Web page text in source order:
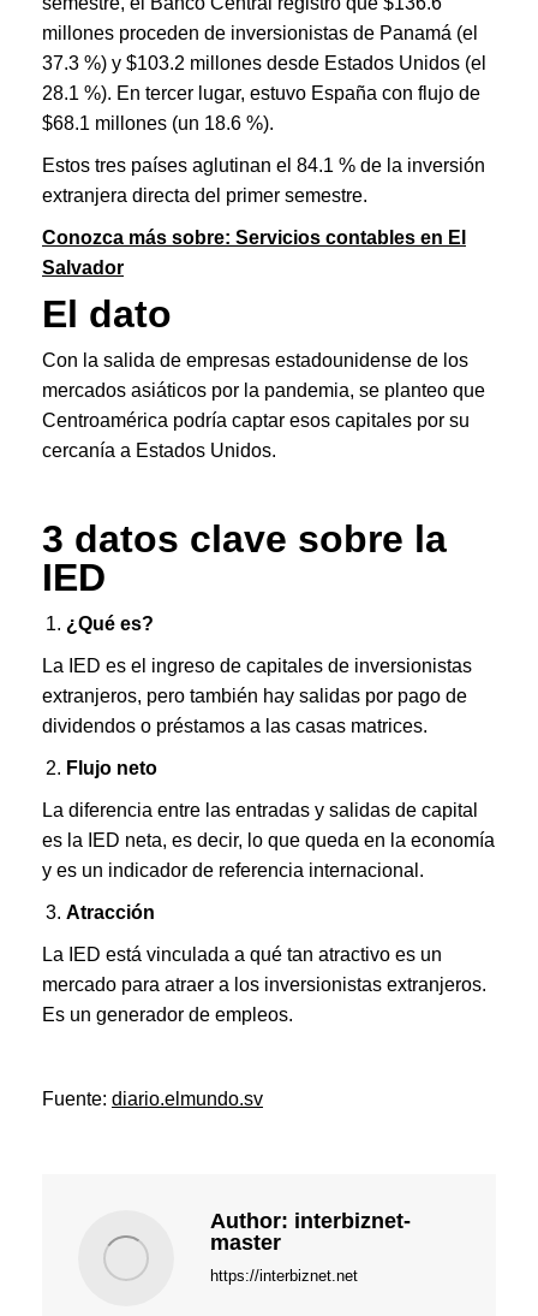
millones proceden de inversionistas de Panamá (el
37.3 %) y $103.2 millones desde Estados Unidos (el
28.1 %). En tercer lugar, estuvo España con flujo de
$68.1 millones (un 18.6 %).
Estos tres países aglutinan el 84.1 % de la inversión
extranjera directa del primer semestre.
Conozca más sobre: Servicios contables en El
Salvador
El dato
Con la salida de empresas estadounidense de los
mercados asiáticos por la pandemia, se planteo que
Centroamérica podría captar esos capitales por su
cercanía a Estados Unidos.
3 datos clave sobre la
IED
¿Qué es?
La IED es el ingreso de capitales de inversionistas
extranjeros, pero también hay salidas por pago de
dividendos o préstamos a las casas matrices.
Flujo neto
La diferencia entre las entradas y salidas de capital
es la IED neta, es decir, lo que queda en la economía
y es un indicador de referencia internacional.
Atracción
La IED está vinculada a qué tan atractivo es un
mercado para atraer a los inversionistas extranjeros.
Es un generador de empleos.
Fuente: diario.elmundo.sv
Author: interbiznet-
master
https://interbiznet.net